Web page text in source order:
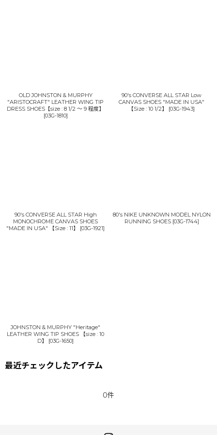
OLD JOHNSTON & MURPHY
"ARISTOCRAFT" LEATHER WING TIP
DRESS SHOES【size : 8 1/2 〜 9 程度】
[03G-1810]
90's CONVERSE ALL STAR Low
CANVAS SHOES "MADE IN USA"
【Size : 10 1/2】
[03G-1943]
90's CONVERSE ALL STAR High
MONOCHROME CANVAS SHOES
"MADE IN USA" 【Size : 11】
[03G-1921]
80's NIKE UNKNOWN MODEL NYLON
RUNNING SHOES [03G-1744]
JOHNSTON & MURPHY "Heritage"
LEATHER WING TIP SHOES 【size : 10
D】
[03G-1650]
最近チェックしたアイテム
0件